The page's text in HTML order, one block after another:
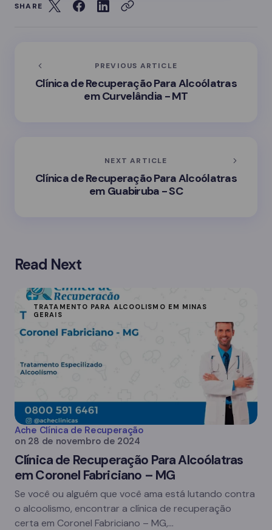
SHARE
PREVIOUS ARTICLE
Clínica de Recuperação Para Alcoólatras
em Curvelândia - MT
NEXT ARTICLE
Clínica de Recuperação Para Alcoólatras
em Guabiruba - SC
Read Next
TRATAMENTO PARA ALCOOLISMO EM MINAS
GERAIS
Ache Clínica de Recuperação
on 28 de novembro de 2024
Clínica de Recuperação Para Alcoólatras
em Coronel Fabriciano – MG
Se você ou alguém que você ama está lutando contra
o alcoolismo, encontrar a clínica de recuperação
certa em Coronel Fabriciano – MG,…